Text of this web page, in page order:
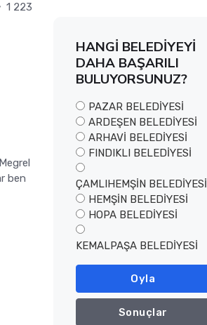
1 223
ben
HANGİ BELEDİYEYİ
DAHA BAŞARILI
BULUYORSUNUZ?
PAZAR BELEDİYESİ
ARDEŞEN BELEDİYESİ
ARHAVİ BELEDİYESİ
FINDIKLI BELEDİYESİ
ÇAMLIHEMŞİN BELEDİYESİ
HEMŞİN BELEDİYESİ
HOPA BELEDİYESİ
KEMALPAŞA BELEDİYESİ
Oyla
Sonuçlar